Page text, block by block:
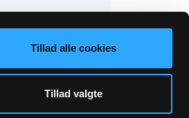
Tillad alle cookies
Tillad valgte